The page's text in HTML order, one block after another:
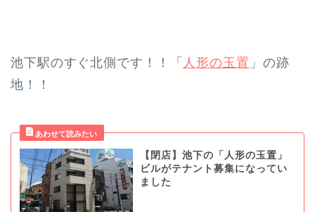
池下駅のすぐ北側です！！「 人形の玉置 」の跡
地！！
【閉店】池下の「人形の玉置」
ビルがテナント募集になってい
ました